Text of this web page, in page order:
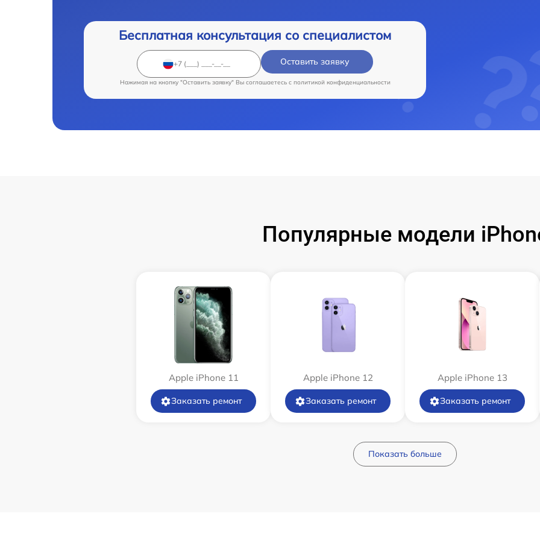
Бесплатная консультация со специалистом
Оставить заявку
Нажимая на кнопку "Оставить заявку" Вы соглашаетесь c политикой конфиденциальности
Популярные модели
Apple iPhone 11
Заказать ремонт
Apple iPhone 12
Заказать ремонт
Apple iPhone 13
Заказать ремонт
Показать больше